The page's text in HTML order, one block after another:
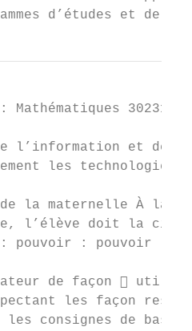
d’études et de
: Mathématiques
l’information et de la
les technologies
la maternelle À la
l’élève doit la
pouvoir : pouvoir :
de façon 
les façon
les consignes de